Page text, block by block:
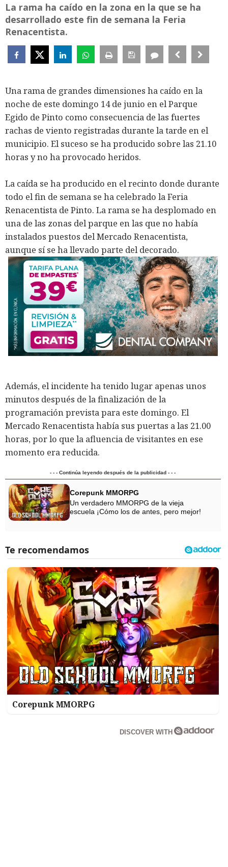
La rama ha caído en la zona en la que se ha
desarrollado este fin de semana la Feria
Renacentista.
Una rama de grandes dimensiones ha caído en la
noche de este domingo 14 de junio en el Parque
Egido de Pinto como consecuencia de las fuertes
rachas de viento registradas durante la tarde en el
municipio. El suceso se ha producido sobre las 21.10
horas y no ha provocado heridos.
La caída se ha producido en el recinto donde durante
todo el fin de semana se ha celebrado la Feria
Renacentista de Pinto. La rama se ha desplomado en
una de las zonas del parque en las que no había
instalados puestos del Mercado Renacentista,
aunque sí se ha llevado parte del decorado.
Además, el incidente ha tenido lugar apenas unos
minutos después de la finalización de la
programación prevista para este domingo. El
Mercado Renacentista había sus puertas a las 21.00
horas, por lo que la afluencia de visitantes en ese
momento era reducida.
- - - Continúa leyendo después de la publicidad - - -
Corepunk MMORPG
Un verdadero MMORPG de la vieja
escuela ¡Cómo los de antes, pero mejor!
Corepunk MMORPG
DISCOVER WITH